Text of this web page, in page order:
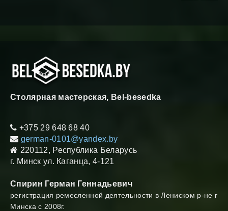
Cтолярная мастерская, Bel-besedka
+375 29 648 68 40
german-0101@yandex.by
220112, Республика Беларусь
г. Минск ул. Каганца, 4-121
Спирин Герман Геннадьевич
регистрация ремесленной деятельности в Лениском р-не г
Минска с 2008г.